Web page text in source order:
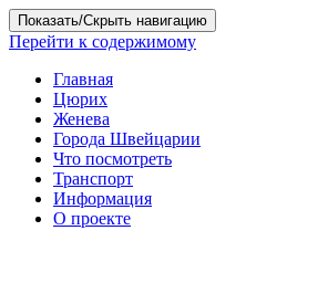
Показать/Скрыть навигацию
Перейти к содержимому
Главная
Цюрих
Женева
Города Швейцарии
Что посмотреть
Транспорт
Информация
О проекте